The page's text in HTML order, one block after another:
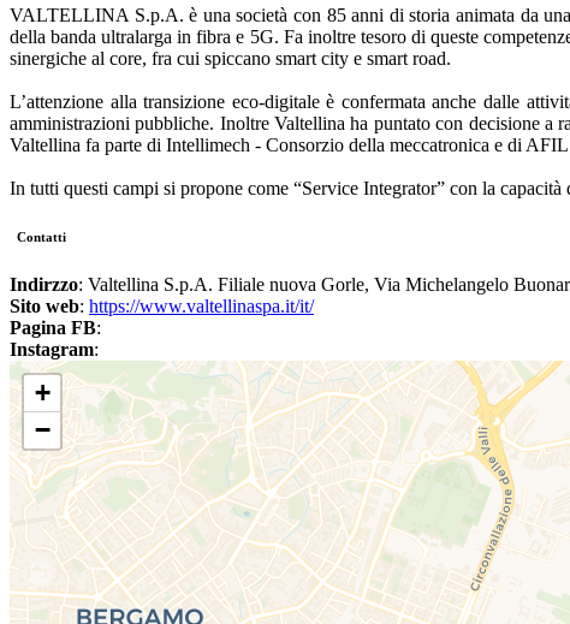
VALTELLINA S.p.A. è una società con 85 anni di storia animata da
della banda ultralarga in fibra e 5G. Fa inoltre tesoro di queste
sinergiche al core, fra cui spiccano smart city e smart road.
L’attenzione alla transizione eco-digitale è confermata anche dalle
amministrazioni pubbliche. Inoltre Valtellina ha puntato con decisione a
Valtellina fa parte di Intellimech - Consorzio della meccatronica e di
In tutti questi campi si propone come “Service Integrator” con la
Contatti
Indirzzo: Valtellina S.p.A. Filiale nuova Gorle, Via Michelangelo
Sito web: https://www.valtellinaspa.it/it/
Pagina FB:
Instagram:
+
−